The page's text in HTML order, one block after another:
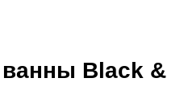
Black &